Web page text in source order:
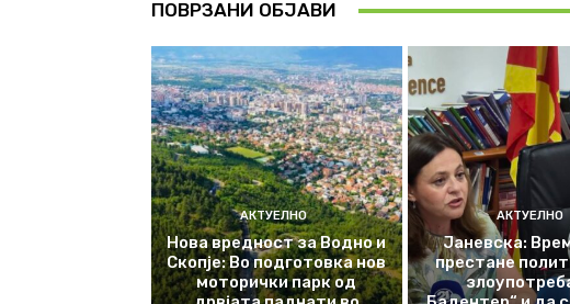
ПОВРЗАНИ ОБЈАВИ
АКТУЕЛНО
Нова вредност за Водно и
Скопје: Во подготовка нов
моторички парк од
АКТУЕЛНО
Јаневска:
престане